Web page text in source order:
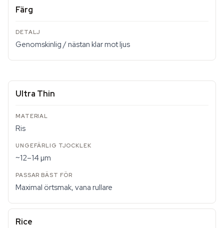
Färg
Genomskinlig / nästan klar mot ljus
Ultra Thin
Ris
~12–14 µm
Maximal örtsmak, vana rullare
Rice